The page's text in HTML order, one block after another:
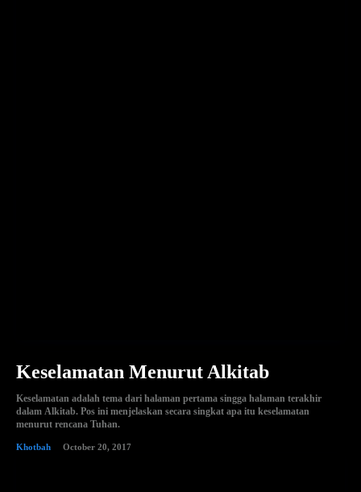
Keselamatan Menurut Alkitab
Keselamatan adalah tema dari halaman pertama singga halaman terakhir
dalam Alkitab. Pos ini menjelaskan secara singkat apa itu keselamatan
menurut rencana Tuhan.
Khotbah October 20, 2017